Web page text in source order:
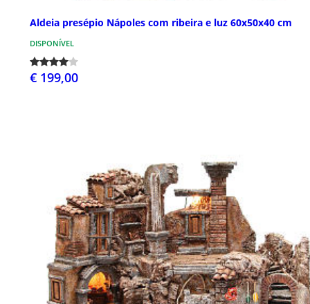
Aldeia presépio Nápoles com ribeira e luz 60x50x40 cm
DISPONÍVEL
€ 199,00